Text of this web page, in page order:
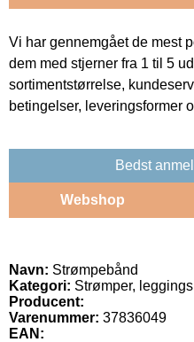
Vi har gennemgået de mest
dem med stjerner fra 1 til 5
sortimentstørrelse,
betingelser, leveringsformer
Bedst
Webshop
Navn: Strømpebånd
Kategori: Strømper,
Producent:
Varenummer: 37836049
EAN: